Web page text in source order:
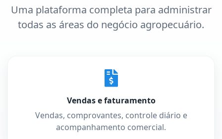
Uma plataforma completa para administrar
todas as áreas do negócio agropecuário.
Vendas e faturamento
Vendas, comprovantes, controle diário e
acompanhamento comercial.